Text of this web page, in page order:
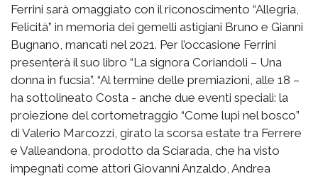
Ferrini sarà omaggiato con il riconoscimento “Allegria,
Felicità” in memoria dei gemelli astigiani Bruno e Gianni
Bugnano, mancati nel 2021. Per l’occasione Ferrini
presenterà il suo libro “La signora Coriandoli – Una
donna in fucsia”. “Al termine delle premiazioni, alle 18 –
ha sottolineato Costa - anche due eventi speciali: la
proiezione del cortometraggio “Come lupi nel bosco”
di Valerio Marcozzi, girato la scorsa estate tra Ferrere
e Valleandona, prodotto da Sciarada, che ha visto
impegnati come attori Giovanni Anzaldo, Andrea